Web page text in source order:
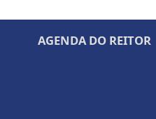
AGENDA DO REITOR